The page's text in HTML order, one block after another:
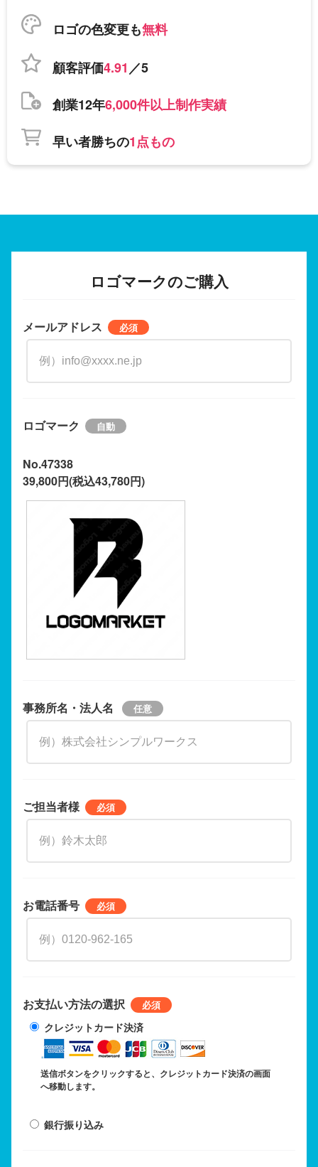
ロゴの色変更も無料
顧客評価4.91／5
創業12年6,000件以上制作実績
早い者勝ちの1点もの
ロゴマークのご購入
メールアドレス
ロゴマーク
No.47338
39,800円(税込43,780円)
事務所名・法人名
ご担当者様
お電話番号
お支払い方法の選択
クレジットカード決済
送信ボタンをクリックすると、クレジットカード決済の画面
へ移動します。
銀行振り込み